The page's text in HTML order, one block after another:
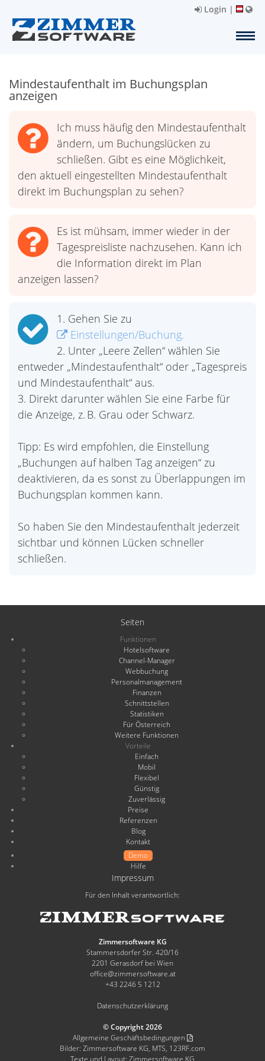
Login |
Mindestaufenthalt im Buchungsplan
anzeigen
Ich muss häufig den Mindestaufenthalt
ändern, um Buchungslücken zu
schließen. Gibt es eine Möglichkeit,
den aktuell eingestellten Mindestaufenthalt
direkt im Buchungsplan zu sehen?
Es ist mühsam, immer wieder in der
Tagespreisliste nachzusehen. Kann ich
die Information direkt im Plan
anzeigen lassen?
1. Gehen Sie zu
Einstellungen/Buchung.
2. Unter „Leere Zellen“ wählen Sie
entweder „Mindestaufenthalt“ oder „Tagespreis
und Mindestaufenthalt“ aus.
3. Direkt darunter wählen Sie eine Farbe für
die Anzeige, z. B. Grau oder Schwarz.
Tipp: Es wird empfohlen, die Einstellung
„Buchungen auf halben Tag anzeigen“ zu
deaktivieren, da es sonst zu Überlappungen im
Buchungsplan kommen kann.
So haben Sie den Mindestaufenthalt jederzeit
sichtbar und können Lücken schneller
schließen.
Seiten
Funktionen
Hotelsoftware
Channel-Manager
Webbuchung
Personalmanagement
Finanzen
Schnittstellen
Statistiken
Für Österreich
Weitere Funktionen
Vorteile
Einfach
Mobil
Flexibel
Günstig
Zuverlässig
Preise
Referenzen
Blog
Kontakt
Demo
Hilfe
Impressum
Für den Inhalt verantwortlich:
Zimmersoftware KG
Stammersdorfer Str. 420/16
2201 Gerasdorf bei Wien
office@zimmersoftware.at
+43 2246 5 1212
Datenschutzerklärung
© Copyright 2026
Allgemeine Geschäftsbedingungen
Bilder: Zimmersoftware KG, MTS, 123RF.com
Texte und Layout: Zimmersoftware KG